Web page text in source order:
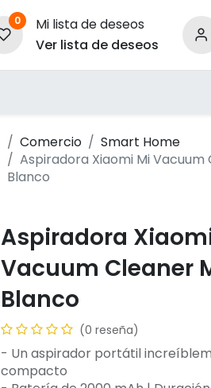
0
Mi lista de deseos
Ver lista de deseos
Comercio
Smart Home
Aspiradora Xiaomi Mi Vacuum
Blanco
Aspiradora
Vacuum Cleaner
Blanco
(0 reseña)
- Un aspirador portátil
compacto